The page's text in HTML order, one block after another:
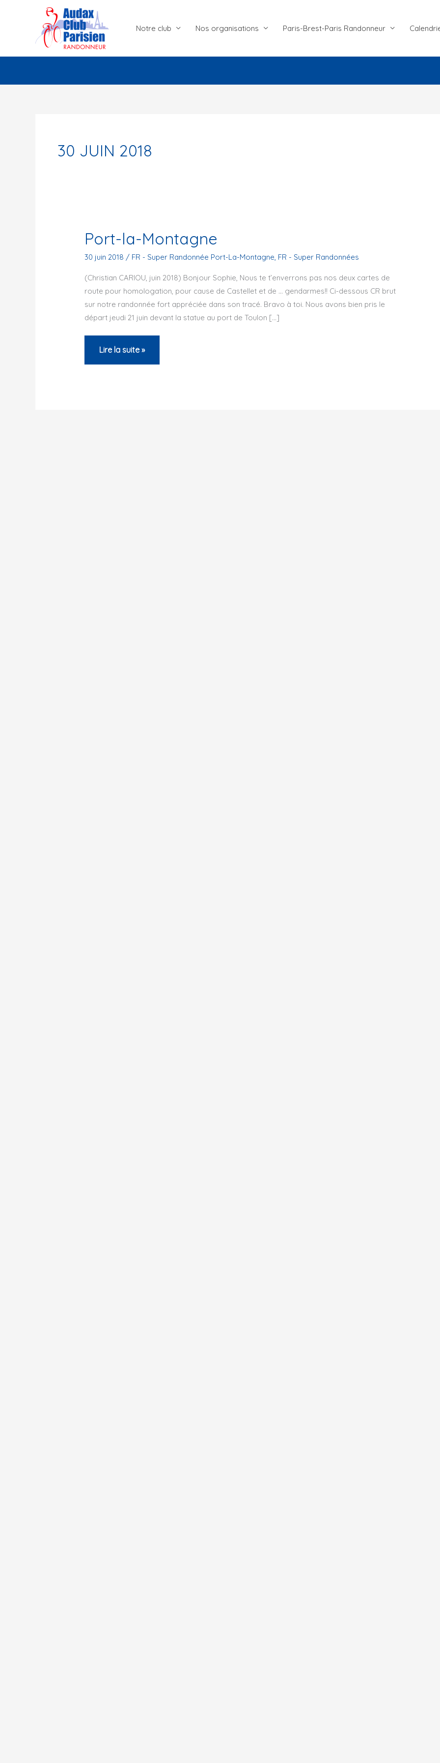
Notre club Nos organisations Paris-Brest-Paris Randonneur
30 JUIN 2018
Port-la-Montagne
30 juin 2018 / FR - Super Randonnée Port-La-Montagne, FR - Super Randonnées
(Christian CARIOU, juin 2018) Bonjour Sophie, Nous te t’enverrons pas nos deux cartes de
route pour homologation, pour cause de Castellet et de … gendarmes!! Ci-dessous CR brut
sur notre randonnée fort appréciée dans son tracé. Bravo à toi. Nous avons bien pris le
départ jeudi 21 juin devant la statue au port de Toulon […]
Port-
la-
Lire la suite »